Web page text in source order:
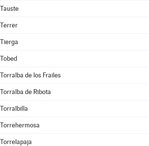
Tauste
Terrer
Tierga
Tobed
Torralba de los Frailes
Torralba de Ribota
Torralbilla
Torrehermosa
Torrelapaja